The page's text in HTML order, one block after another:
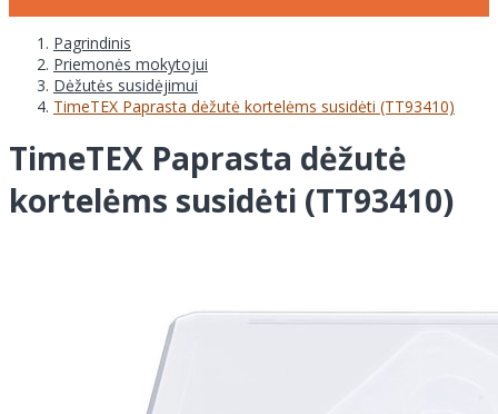
Pagrindinis
Priemonės mokytojui
Dėžutės susidėjimui
TimeTEX Paprasta dėžutė kortelėms susidėti (TT93410)
TimeTEX Paprasta dėžutė
kortelėms susidėti (TT93410)